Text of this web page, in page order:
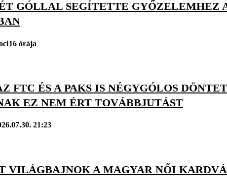
GÓLLAL SEGÍTETTE
16 órája
FTC ÉS A PAKS IS NÉGYGÓLOS
EZ NEM ÉRT TOVÁBBJUTÁST
21:23
VILÁGBAJNOK A MAGYAR NŐI